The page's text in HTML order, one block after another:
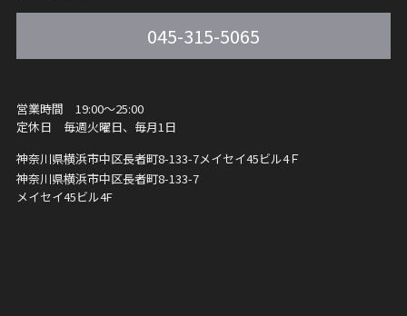
045-315-5065
営業時間 19:00～25:00
定休日 毎週火曜日、毎月1日
神奈川県横浜市中区長者町8-133-7メイセイ45ビル4Ｆ
神奈川県横浜市中区長者町8-133-7
メイセイ45ビル4F